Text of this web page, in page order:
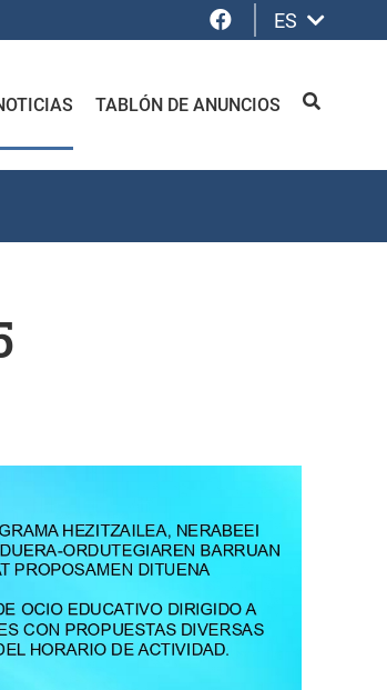
Facebook
ES
TABLÓN DE ANUNCIOS BUSCAR